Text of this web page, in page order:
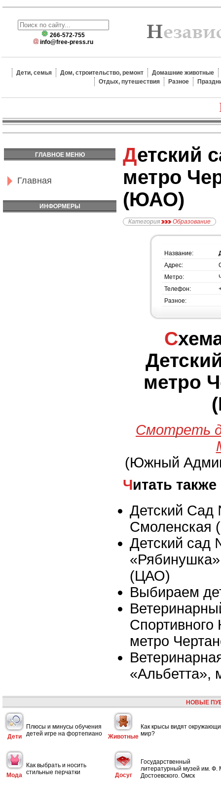
266-572-755
info@free-press.ru
Дети, семья Дом, строительство, ремонт
Домашние животные
Отдых, путешествия
Разное
ГЛАВНОЕ МЕНЮ
Главная
ИНФОРМЕРЫ
Детский сад №1028,
метро
(ЮАО)
Категория Образование
Название:
Адрес:
Метро:
Телефон:
Разное:
Схема проезда -
метро
Смотреть
(Южный
Читать также
Детский
Смоленская
Детский сад
(ЦАО)
Выбираем
метро
«Альбетта»,
НОВЫЕ
Дети
Плюсы и минусы обучения
детей игре на фортепиано
Животные
Как крысы видят
мир?
Мода
Как выбрать и носить
стильные перчатки
Досуг
Государственный
литературный музей им. Ф.
Достоевского. Омск